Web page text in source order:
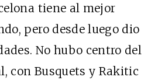
tiene al mejor
pero desde luego dio
No hubo centro del
con Busquets y Rakitic